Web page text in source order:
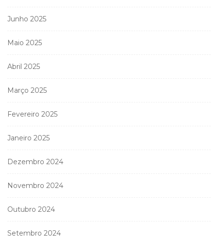
Junho 2025
Maio 2025
Abril 2025
Março 2025
Fevereiro 2025
Janeiro 2025
Dezembro 2024
Novembro 2024
Outubro 2024
Setembro 2024